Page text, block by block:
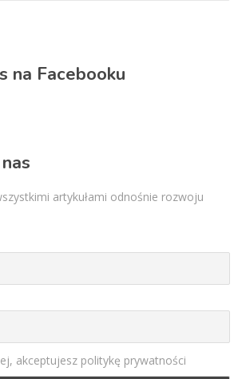
na Facebooku
artykułami odnośnie rozwoju
akceptujesz politykę prywatności